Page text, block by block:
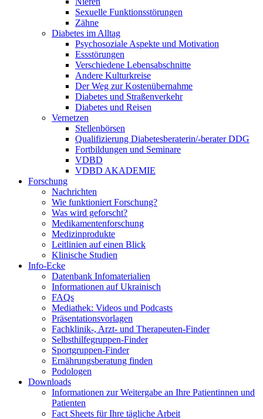
Sexuelle Funktionsstörungen
Zähne
Diabetes im Alltag
Psychosoziale Aspekte und Motivation
Essstörungen
Verschiedene Lebensabschnitte
Andere Kulturkreise
Der Weg zur Kostenübernahme
Diabetes und Straßenverkehr
Diabetes und Reisen
Vernetzen
Stellenbörsen
Qualifizierung Diabetesberaterin/­-berater DDG
Fortbildungen und Seminare
VDBD
VDBD AKADEMIE
Forschung
Nachrichten
Wie funktioniert Forschung?
Was wird geforscht?
Medikamentenforschung
Medizinprodukte
Leitlinien auf einen Blick
Klinische Studien
Info-Ecke
Datenbank Infomaterialien
Informationen auf Ukrainisch
FAQs
Mediathek: Videos und Podcasts
Präsentationsvorlagen
Fachklinik-, Arzt- und Therapeuten-Finder
Selbsthilfegruppen-Finder
Sportgruppen-Finder
Ernährungsberatung finden
Podologen
Downloads
Informationen zur Weitergabe an Ihre Patientinnen und
Patienten
Fact Sheets für Ihre tägliche Arbeit